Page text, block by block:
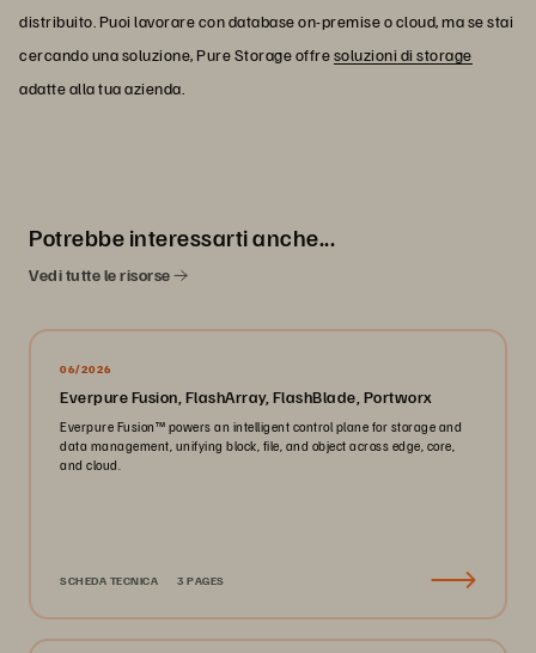
distribuito. Puoi lavorare con database on-premise o cloud, ma se stai
cercando una soluzione, Pure Storage offresoluzioni di storage
adatte alla tua azienda.
Potrebbe interessarti anche...
Vedi tutte le risorse
06/2026
Everpure Fusion, FlashArray, FlashBlade, Portworx
Everpure Fusion™ powers an intelligent control plane for storage and
data management, unifying block, file, and object across edge, core,
and cloud.
SCHEDA TECNICA 3 PAGES